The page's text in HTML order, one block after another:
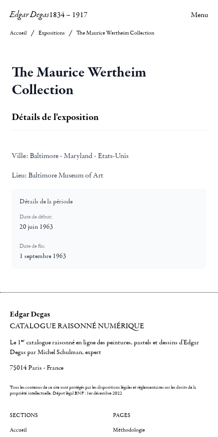
Edgar Degas1834– 1917 Menu
Accueil Expositions The Maurice Wertheim Collection
The Maurice Wertheim
Collection
Détails de l'exposition
Ville: Baltimore - Maryland - Etats-Unis
Lieu: Baltimore Museum of Art
Détails de la période
Date de début:
20 juin 1963
Date de fin:
1 septembre 1963
Edgar Degas
CATALOGUE RAISONNÉ NUMÉRIQUE
Le 1er catalogue raisonné en ligne des peintures, pastels et dessins d'Edgar
Degas par Michel Schulman, expert
75014 Paris - France
Tous les contenus de ce site sont protégés par les dispositions légales et réglementaires sur les droits de la
propriété intellectuelle.Dépot légal BNF : 1er décembre 2022
SECTIONS
Accueil
PAGES
Méthodologie